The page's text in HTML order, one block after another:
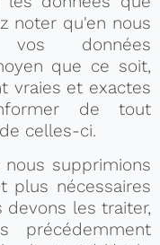
noter qu'en nous
vos données
que ce soit,
vraies et exactes
de tout
celles-ci.
supprimions
plus nécessaires
les traiter,
précédemment